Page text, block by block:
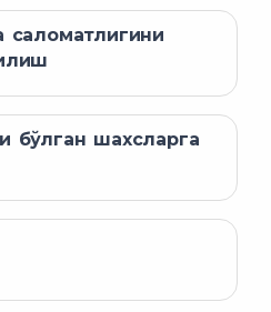
саломатлигини
бўлган шахсларга